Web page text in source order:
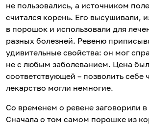
не пользовались, а источником
считался корень. Его высушивали,
в порошок и использовали для
разных болезней. Ревеню
удивительные свойства: он мог
не с любым заболеванием. Цена
соответствующей – позволить себе
лекарство могли немногие.
Со временем о ревене заговорили
Сначала о том самом порошке из